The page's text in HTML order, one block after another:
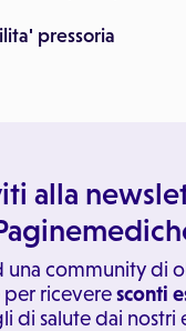
pressoria
alla
una community di
per riceveresconti
di salute dai nostri